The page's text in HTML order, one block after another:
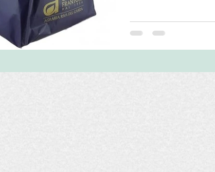
Pasta Degustazioni Vino
Zafferano Pasticceria Inizia La tua community